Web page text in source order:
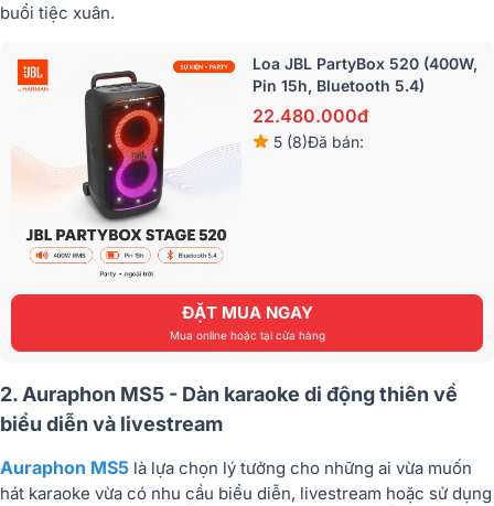
buổi tiệc xuân.
Loa JBL PartyBox 520 (400W,
Pin 15h, Bluetooth 5.4)
22.480.000đ
5 (8)Đã bán:
ĐẶT MUA NGAY
Mua online hoặc tại cửa hàng
2. Auraphon MS5 - Dàn karaoke di động thiên về
biểu diễn và livestream
Auraphon MS5 là lựa chọn lý tưởng cho những ai vừa muốn
hát karaoke vừa có nhu cầu biểu diễn, livestream hoặc sử dụng